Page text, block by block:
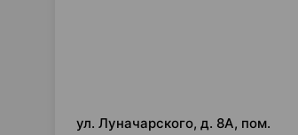
ул. Луначарского, д. 8А, пом.